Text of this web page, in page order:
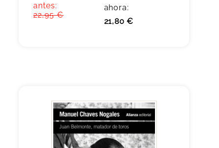
antes:
22,95 €
ahora:
21,80 €